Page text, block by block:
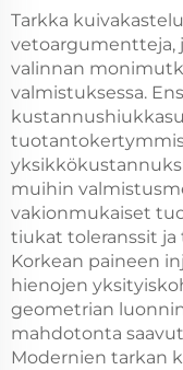
Tarkka
vetoargumentteja,
valinnan
valmistuksessa.
muihin
vakionmukaiset
tiukat toleranssit ja
Korkean paineen
hienojen
geometrian
mahdotonta
Modernien tarkan